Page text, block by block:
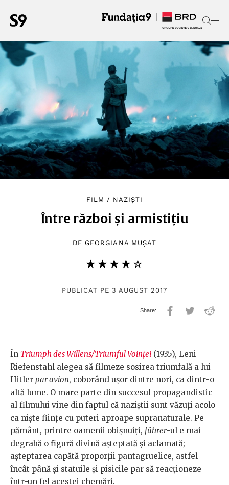
FILM / NAZIȘTI
Între război și armistițiu
DE GEORGIANA MUȘAT
★★★★★
☆☆☆☆☆
PUBLICAT PE 3 AUGUST 2017
În Triumph des Willens/Triumful Voinței (1935), Leni
Riefenstahl alegea să filmeze sosirea triumfală a lui
Hitler par avion, coborând ușor dintre nori, ca dintr-o
altă lume. O mare parte din succesul propagandistic
al filmului vine din faptul că naziștii sunt văzuți acolo
ca niște ființe cu puteri aproape supranaturale. Pe
pământ, printre oamenii obișnuiți, führer-ul e mai
degrabă o figură divină așteptată și aclamată;
așteptarea capătă proporții pantagruelice, astfel
încât până și statuile și pisicile par să reacționeze
într-un fel acestei chemări.